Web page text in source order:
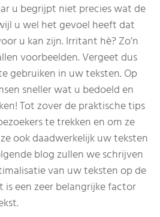
u begrijpt niet precies wat de
u wel het gevoel heeft dat
u kan zijn. Irritant hè? Zo’n
voorbeelden. Vergeet dus
gebruiken in uw teksten. Op
sneller wat u bedoeld en
Tot zover de praktische tips
te trekken en om ze
ook daadwerkelijk uw teksten
blog zullen we schrijven
van uw teksten op de
een zeer belangrijke factor